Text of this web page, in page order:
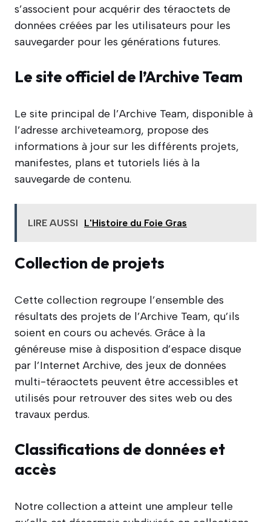
s’associent pour acquérir des téraoctets de
données créées par les utilisateurs pour les
sauvegarder pour les générations futures.
Le site officiel de l’Archive Team
Le site principal de l’Archive Team, disponible à
l’adresse archiveteam.org, propose des
informations à jour sur les différents projets,
manifestes, plans et tutoriels liés à la
sauvegarde de contenu.
LIRE AUSSI L'Histoire du Foie Gras
Collection de projets
Cette collection regroupe l’ensemble des
résultats des projets de l’Archive Team, qu’ils
soient en cours ou achevés. Grâce à la
généreuse mise à disposition d’espace disque
par l’Internet Archive, des jeux de données
multi-téraoctets peuvent être accessibles et
utilisés pour retrouver des sites web ou des
travaux perdus.
Classifications de données et
accès
Notre collection a atteint une ampleur telle